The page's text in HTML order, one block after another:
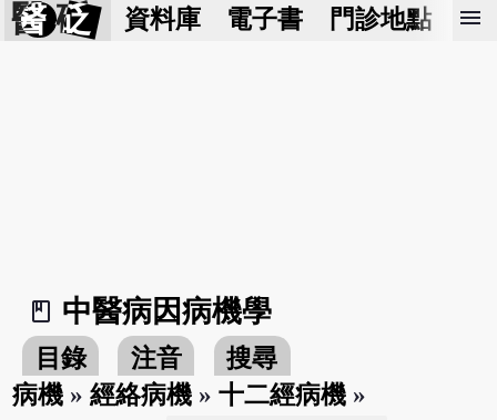
醫 砭 資料庫 電子書 門診地點 預
menu
book_2
中醫病因病機學
目錄 注音
搜尋
病機 »經絡病機 »十二經病機 »